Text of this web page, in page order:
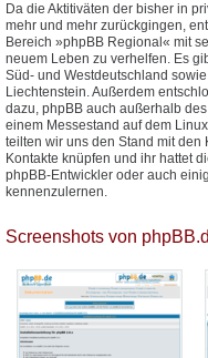
Da die Aktitiväten der bisher in
mehr und mehr zurückgingen,
Bereich »phpBB Regional« mit
neuem Leben zu verhelfen. Es
Süd- und Westdeutschland
Liechtenstein. Außerdem
dazu, phpBB auch außerhalb
einem Messestand auf dem
teilten wir uns den Stand mit
Kontakte knüpfen und ihr hattet
phpBB-Entwickler oder auch
kennenzulernen.
Screenshots von